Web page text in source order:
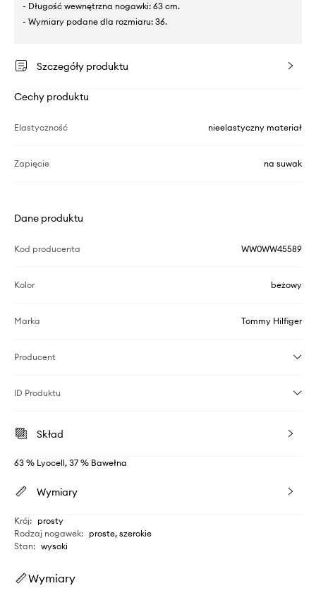
- Długość wewnętrzna nogawki: 63 cm.
- Wymiary podane dla rozmiaru: 36.
Szczegóły produktu
Cechy produktu
Elastyczność nieelastyczny materiał
Zapięcie na suwak
Dane produktu
Kod producenta WW0WW45589
Kolor beżowy
Marka Tommy Hilfiger
Producent
ID Produktu
Skład
63 % Lyocell, 37 % Bawełna
Wymiary
Krój: prosty
Rodzaj nogawek: proste, szerokie
Stan: wysoki
Wymiary